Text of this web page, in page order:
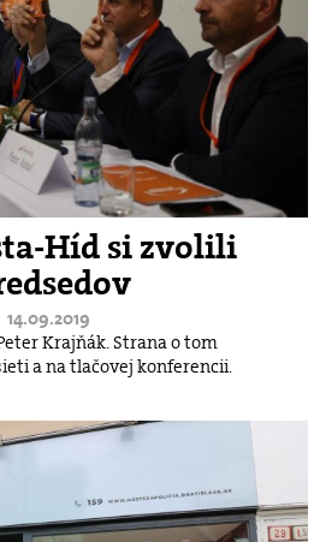
Híd si zvolili
14.09.2019
Krajňák. Strana o tom
a na tlačovej konferencii.